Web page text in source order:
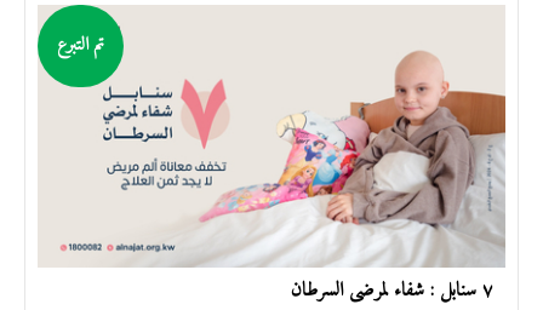
تم التبرع
٧ سنابل : شفاء لمرضى السرطان